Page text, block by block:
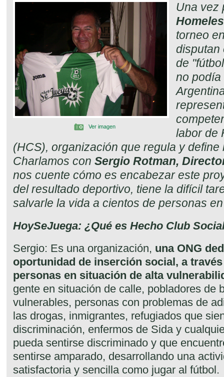
Ver imagen
Una vez
torneo
disputan
de
no podía
labor de
(HCS), organización que regula y
Charlamos con Sergio Rotman,
nos cuente cómo es encabezar este
del resultado deportivo, tiene la difícil
salvarle la vida a cientos de personas
HoySeJuega: ¿Qué es Hecho Club
Sergio: Es una organización, una ONG
oportunidad de inserción social, a
personas en situación de alta
gente en situación de calle, pobladores de
vulnerables, personas con problemas de
las drogas, inmigrantes, refugiados que
discriminación, enfermos de Sida y
pueda sentirse discriminado y que
sentirse amparado, desarrollando una
satisfactoria y sencilla como jugar al fútbol.